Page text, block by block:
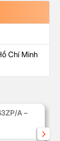
Chí Minh
A –